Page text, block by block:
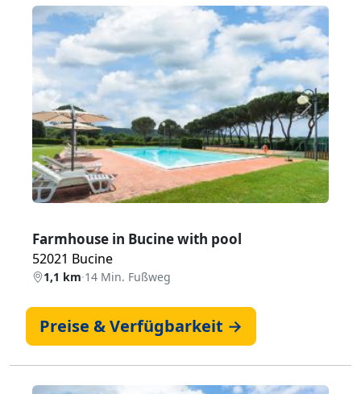
Zurück Weiter
Farmhouse in Bucine with pool
52021 Bucine
1,1 km·14 Min. Fußweg
Preise & Verfügbarkeit →